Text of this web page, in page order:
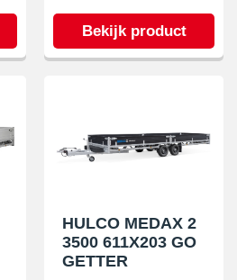
Bekijk product
HULCO MEDAX 2
3500 611X203 GO
GETTER